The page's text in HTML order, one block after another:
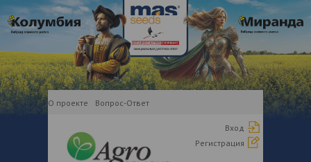
О проекте Вопрос-Ответ
Вход
Регистрация